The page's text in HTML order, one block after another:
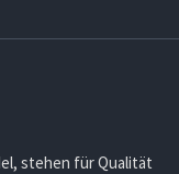
stehen für Qualität